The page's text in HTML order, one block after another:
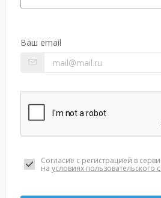
Ваш email
Согласие с регистрацией в
на условиях пользовательского